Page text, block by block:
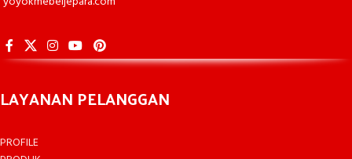
LAYANAN PELANGGAN
PROFILE